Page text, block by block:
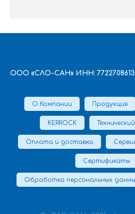
ООО «СЛО-САН» ИНН: 7722708613
О Компании Продукция
KERROCK
Оплата и доставка
Сертификаты
Обработка персональных